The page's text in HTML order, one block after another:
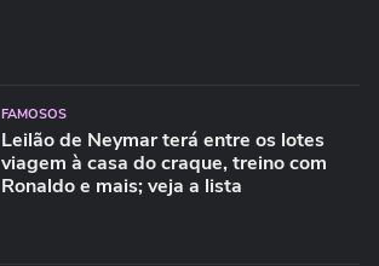
FAMOSOS
Leilão de Neymar terá entre os lotes
viagem à casa do craque, treino com
Ronaldo e mais; veja a lista